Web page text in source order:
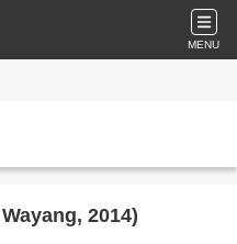
MENU
2014)